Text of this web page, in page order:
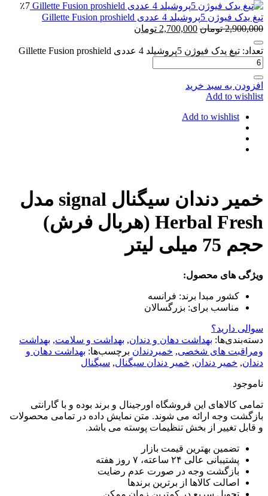
٪7
تیغ یدک فیوژن 5پروشیلد 4 عددی Gillette Fusion proshield
2,900,000 تومان 2,700,000 تومان
تعداد: تیغ یدک فیوژن 5پروشیلد 4 عددی Gillette Fusion proshield
افزودن به سبد خرید
Add to wishlist
Add to wishlist
خمیر دندان سیگنال signal مدل
Herbal Fresh (هربال فرش)
حجم 75 میلی لیتر
ویژگی های محصول:
کشور مبدا برند: فرانسه
مناسب برای: بزرگسالان
سوالی دارید؟
دسته‌بندی‌ها: بهداشت دهان و دندان, بهداشت و سلامت, بهداشت
ومراقبت های شخصی, خمیردندان برچسب‌ها: بهداشت دهان و
دندان, خمیر دندان, خمیر دندان سیگنال, سیگنال
ناموجود
تمامی کالاهای این فروشگاه اورجینال و برند بوده و با گارانتی
بازگشت وجه ارائه می شوند. متن نمایش داده در تمامی محصولات
و قابل تغییر از بخش تنظیمات پوسته می باشد.
تضمین بهترین قیمت بازار
پشتیبانی عالی ۲۴ ساعته، ۷ روز هفته
بازگشت وجه در صورت عدم رضایت
اصالت کالاها از برترین برندها
تحویل سریع در کمترین زمان ممکن